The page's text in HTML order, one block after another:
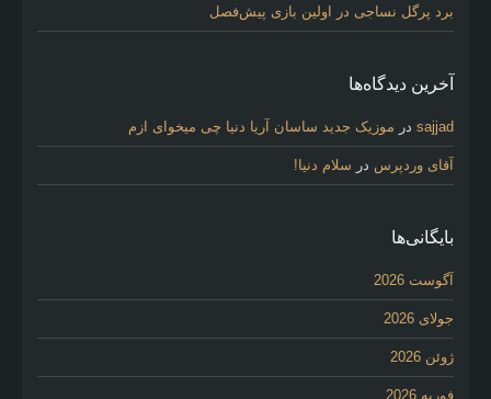
برد پرگل نساجی در اولین بازی پیش‌فصل
آخرین دیدگاه‌ها
sajjad در موزیک جدید ساسان آریا دنیا چی میخوای ازم
آقای وردپرس در سلام دنیا!
بایگانی‌ها
آگوست 2026
جولای 2026
ژوئن 2026
فوریه 2026